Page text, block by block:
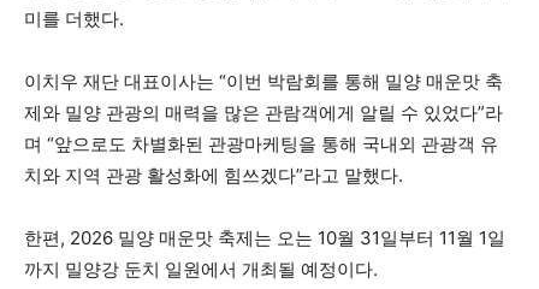
미를 더했다.
이치우 재단 대표이사는 “이번 박람회를 통해 밀양 매운맛 축
제와 밀양 관광의 매력을 많은 관람객에게 알릴 수 있었다”라
며 “앞으로도 차별화된 관광마케팅을 통해 국내외 관광객 유
치와 지역 관광 활성화에 힘쓰겠다”라고 말했다.
한편, 2026 밀양 매운맛 축제는 오는 10월 31일부터 11월 1일
까지 밀양강 둔치 일원에서 개최될 예정이다.